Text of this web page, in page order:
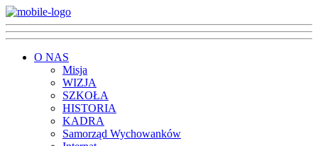
O NAS
Misja
WIZJA
SZKOŁA
HISTORIA
KADRA
Samorząd Wychowanków